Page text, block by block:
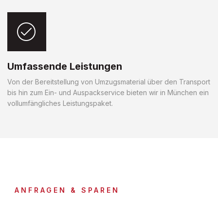
Umfassende Leistungen
Von der Bereitstellung von Umzugsmaterial über den Transport
bis hin zum Ein- und Auspackservice bieten wir in München ein
vollumfängliches Leistungspaket.
ANFRAGEN & SPAREN